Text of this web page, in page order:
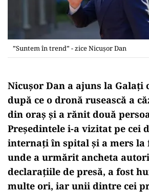
”Suntem în trend” - zice Nicușor Dan
Nicușor Dan a ajuns la Galați
după ce o dronă rusească a
din oraș și a rănit două
Președintele i-a vizitat pe cei
internați în spital și a mers la
unde a urmărit ancheta
declarațiile de presă, a fost
multe ori, iar unii dintre cei